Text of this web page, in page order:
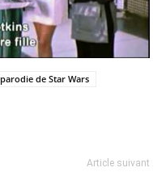
parodie de Star Wars
Article suivant